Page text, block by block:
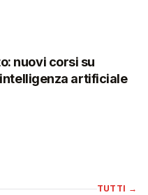
nuovi corsi su
artificiale
TUTTI →